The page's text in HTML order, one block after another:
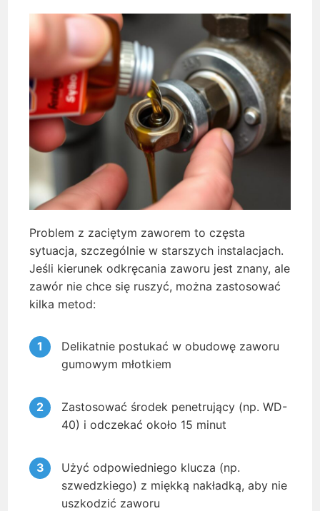
Problem z zaciętym zaworem to częsta
sytuacja, szczególnie w starszych instalacjach.
Jeśli kierunek odkręcania zaworu jest znany, ale
zawór nie chce się ruszyć, można zastosować
kilka metod:
Delikatnie postukać w obudowę zaworu
gumowym młotkiem
Zastosować środek penetrujący (np. WD-
40) i odczekać około 15 minut
Użyć odpowiedniego klucza (np.
szwedzkiego) z miękką nakładką, aby nie
uszkodzić zaworu